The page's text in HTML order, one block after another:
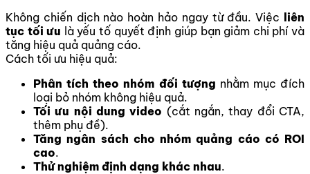
Không chiến dịch nào hoàn hảo ngay từ đầu. Việc liên
tục tối ưu là yếu tố quyết định giúp bạn giảm chi phí và
tăng hiệu quả quảng cáo.
Cách tối ưu hiệu quả:
Phân tích theo nhóm đối tượng nhằm mục đích
loại bỏ nhóm không hiệu quả.
Tối ưu nội dung video (cắt ngắn, thay đổi CTA,
thêm phụ đề).
Tăng ngân sách cho nhóm quảng cáo có ROI
cao.
Thử nghiệm định dạng khác nhau.